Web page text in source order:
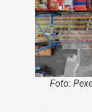
Foto: